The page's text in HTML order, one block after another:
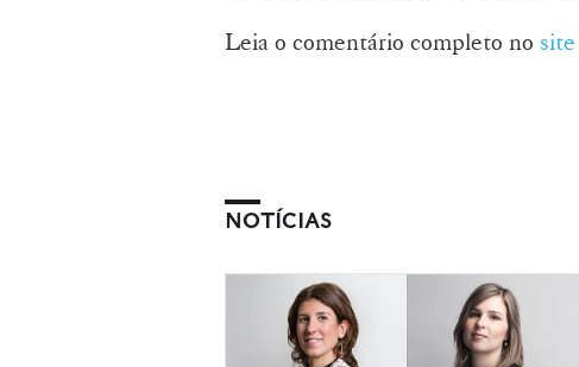
Leia o comentário completo no
NOTÍCIAS